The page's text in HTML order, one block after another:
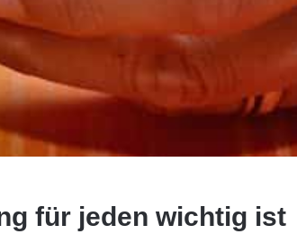
für jeden wichtig ist